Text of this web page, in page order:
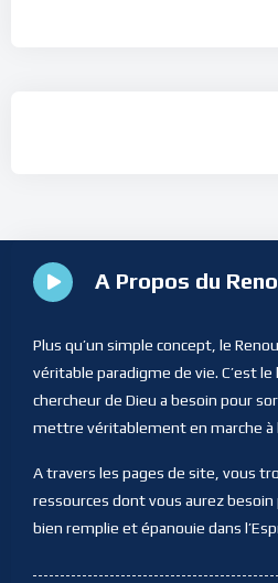
A Propos du
Plus qu’un simple concept, le
véritable paradigme de vie. C’est le
chercheur de Dieu a besoin pour
mettre véritablement en marche à
A travers les pages de site, vous
ressources dont vous aurez
bien remplie et épanouie dans